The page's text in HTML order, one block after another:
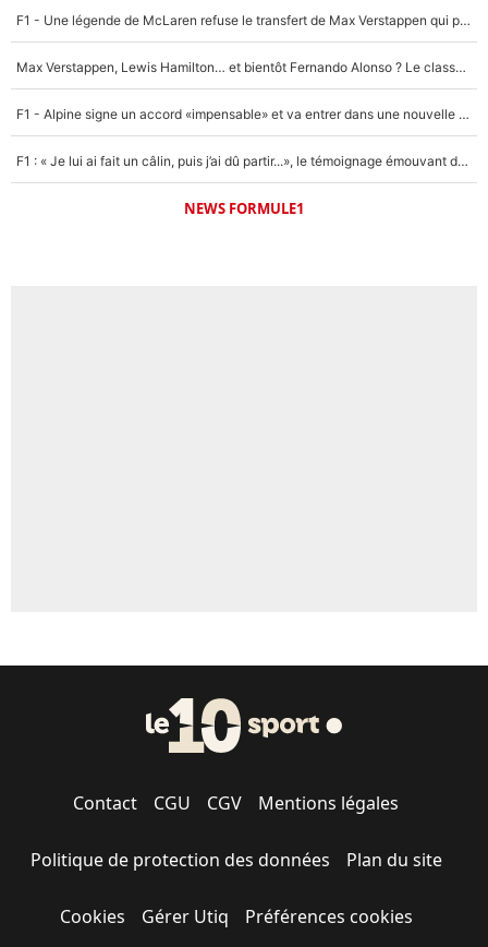
5% F1 - Une légende de McLaren refuse le transfert de Max Verstappen qui pourrait «faire des vagues» et plomber l'ambiance dans l'équipe
Max Verstappen, Lewis Hamilton… et bientôt Fernando Alonso ? Le classement des pilotes les mieux payés en Formule 1 risque de changer !
F1 - Alpine signe un accord «impensable» et va entrer dans une nouvelle dimension : Grande nouvelle pour Pierre Gasly !
F1 : « Je lui ai fait un câlin, puis j’ai dû partir...», le témoignage émouvant de Max Verstappen sur sa fille
NEWS FORMULE1
Contact CGU CGV Mentions légales
Politique de protection des données Plan du site
Cookies Gérer Utiq Préférences cookies